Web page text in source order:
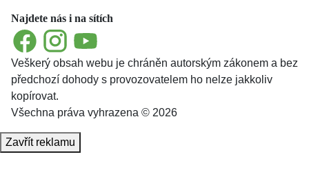
Najdete nás i na sítích
FacebookInstagramYouTube
Veškerý obsah webu je chráněn autorským zákonem a bez
předchozí dohody s provozovatelem ho nelze jakkoliv
kopírovat.
Všechna práva vyhrazena © 2026
Zavřít reklamu